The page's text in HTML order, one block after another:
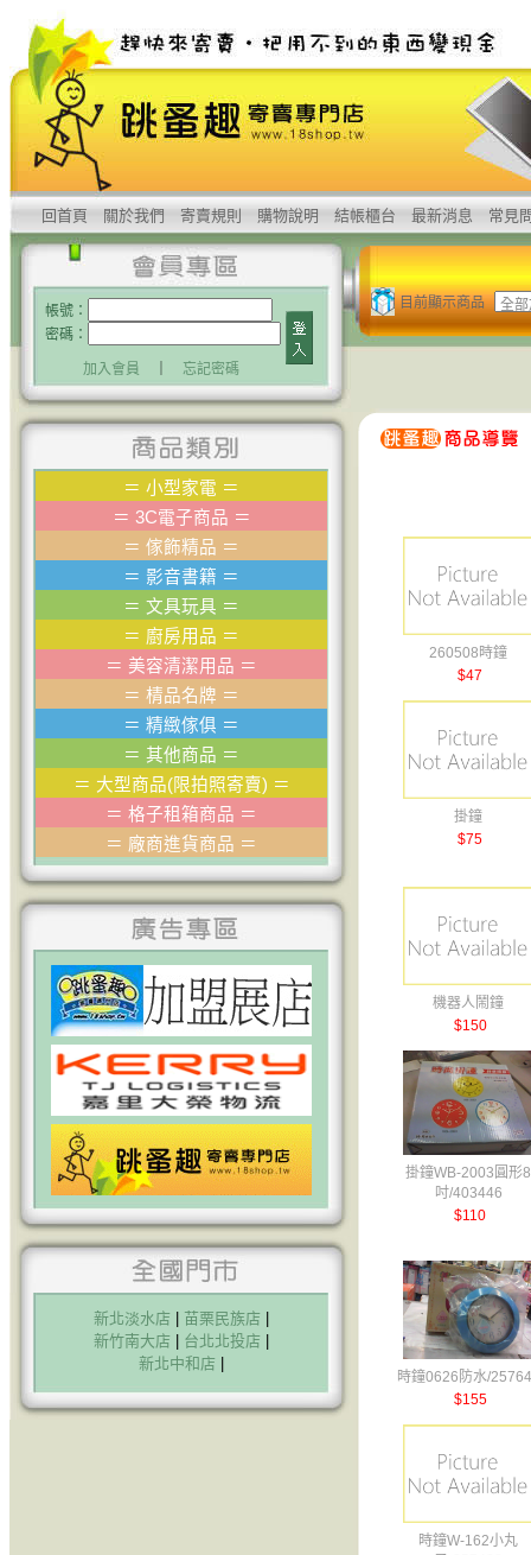
回首頁 關於我們 寄賣規則 購物說明 結帳櫃台 最新消息 常見
帳號：
密碼：
加入會員 忘記密碼
目前顯示商品
＝ 小型家電 ＝
＝ 3C電子商品 ＝
＝ 傢飾精品 ＝
＝ 影音書籍 ＝
＝ 文具玩具 ＝
＝ 廚房用品 ＝
＝ 美容清潔用品 ＝
＝ 棈品名牌 ＝
＝ 精緻傢俱 ＝
＝ 其他商品 ＝
＝ 大型商品(限拍照寄賣) ＝
＝ 格子租箱商品 ＝
＝ 廠商進貨商品 ＝
新北淡水店 苗栗民族店
新竹南大店
台北北投店
新北中和店
260508時鐘
$47
掛鐘
$75
機器人鬧鐘
$150
掛鐘WB-2003圓形8
吋/403446
$110
時鐘0626防水/
$155
時鐘W-162小丸